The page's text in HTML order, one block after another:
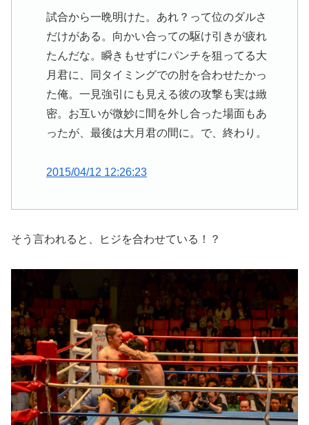
試合から一晩明けた。あれ？って位のダルさ
だけがある。向かい合っての駆け引きが疲れ
たんだな。瞬きもせずにパンチを狙ってる大
月君に、同タイミングでの肘を合わせたかっ
た俺。一見強引にも見える彼の攻撃も実は緻
密。お互いが微妙に間を外し合った場面もあ
ったが、最後は大月君の間に。で、終わり。
2015/04/12 12:26:23
そう言われると、ヒジを合わせている！？